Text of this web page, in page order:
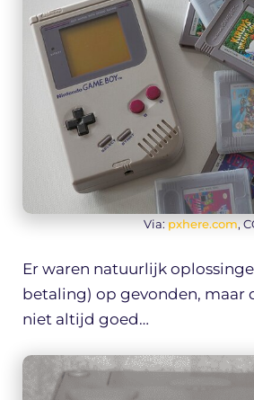
Via: pxhere.com,
Er waren natuurlijk
betaling) op gevonden, maar
niet altijd goed…